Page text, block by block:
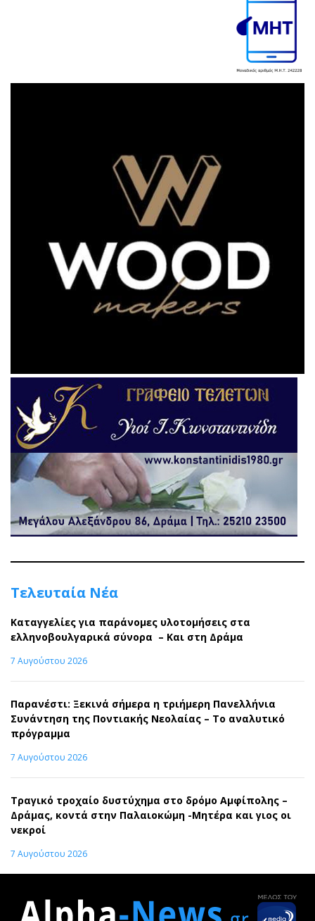
Τελευταία Νέα
Καταγγελίες για παράνομες υλοτομήσεις στα
ελληνοβουλγαρικά σύνορα – Και στη Δράμα
7 Αυγούστου 2026
Παρανέστι: Ξεκινά σήμερα η τριήμερη Πανελλήνια
Συνάντηση της Ποντιακής Νεολαίας – Το αναλυτικό
πρόγραμμα
7 Αυγούστου 2026
Τραγικό τροχαίο δυστύχημα στο δρόμο Αμφίπολης –
Δράμας, κοντά στην Παλαιοκώμη -Μητέρα και γιος οι
νεκροί
7 Αυγούστου 2026